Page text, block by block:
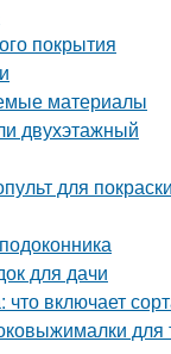
покрытия
материалы
двухэтажный
для
для дачи
включает
для